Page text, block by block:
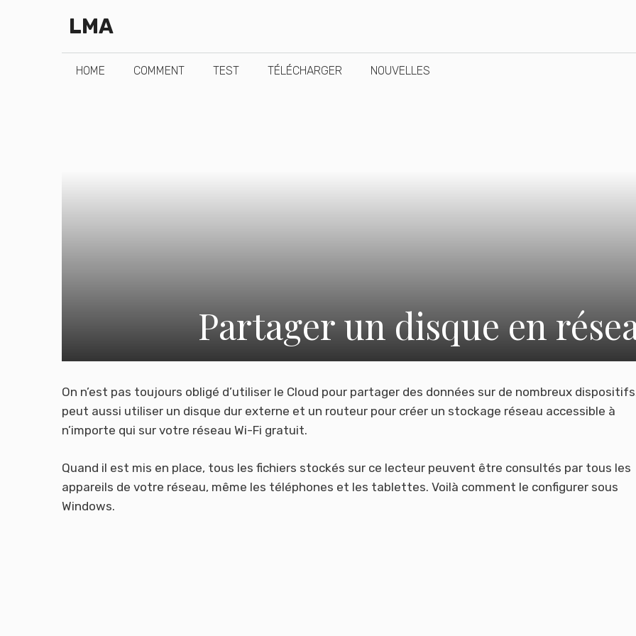
LMA
HOME COMMENT TEST TÉLÉCHARGER NOUVELLES
Partager un disque en
On n’est pas toujours obligé d’utiliser le Cloud pour partager des données sur de nombreux
peut aussi utiliser un disque dur externe et un routeur pour créer un stockage réseau accessible à
n’importe qui sur votre réseau Wi-Fi gratuit.
Quand il est mis en place, tous les fichiers stockés sur ce lecteur peuvent être consultés par tous les
appareils de votre réseau, même les téléphones et les tablettes. Voilà comment le configurer sous
Windows.